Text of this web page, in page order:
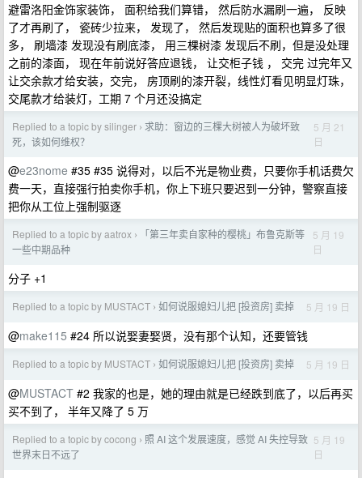
避雷洛阳金饰家装饰， 面积给我们算错， 然后防水漏刷一遍， 反映
了才再刷了， 瓷砖少拉来， 发现了， 然后发现贴的面积也算多了很
多， 刷墙漆 发现没有刷底漆， 用三棵树漆 发现后不刷，但是没处理
之前的漆面， 现在年前说好答应退钱， 让交柜子钱 ， 交完 过完年又
让交余款才给安装，交完， 房顶刷的漆开裂，线性灯看见明显灯珠，
交尾款才给装灯，工期 7 个月还没搞定
Replied to a topic by silinger › 求助：窗边的三棵大树被人为破坏致
死，该如何维权？
5 月 21
日
@e23nome #35 #35 说得对，以后不光是物业费，只要你手机话费欠
费一天，直接强行拍卖你手机，你上下班只要迟到一分钟，警察直接
把你从工位上强制驱逐
Replied to a topic by aatrox ›
「第三年卖自家种的樱桃」布鲁克斯等
一些中期品种
5 月 19
日
分子 +1
Replied to a topic by MUSTACT › 如何说服媳妇儿把 [投资房] 卖掉 5 月 19 日
@make115 #24 所以说娶妻娶贤，没有那个认知，还要管钱
Replied to a topic by MUSTACT › 如何说服媳妇儿把 [投资房] 卖掉 5 月 19 日
@MUSTACT #2 我家的也是，她的理由就是已经跌到底了，以后再买
买不到了， 半年又降了 5 万
Replied to a topic by cocong › 照 AI 这个发展速度，感觉 AI 失控导致
世界末日不远了
5 月 19
日